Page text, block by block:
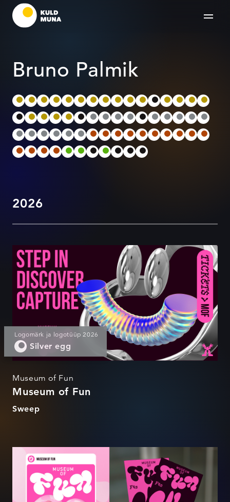
Bruno Palmik
2026
Museum of Fun
Logomärk ja logotüüp 2026
Silver egg
Museum of Fun
Museum of Fun
Sweep
Museum of Fun